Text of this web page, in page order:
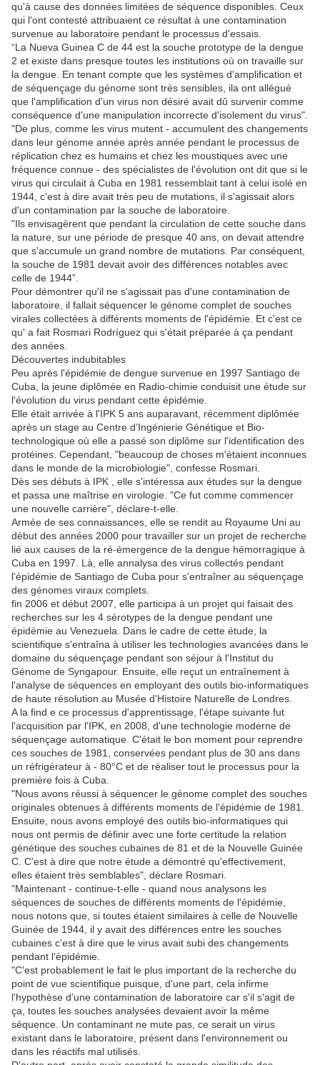
qu'à cause des données limitées de séquence disponibles. Ceux
qui l'ont contesté attribuaient ce résultat à une contamination
survenue au laboratoire pendant le processus d'essais.
“La Nueva Guinea C de 44 est la souche prototype de la dengue
2 et existe dans presque toutes les institutions où on travaille sur
la dengue. En tenant compte que les systèmes d'amplification et
de séquençage du génome sont très sensibles, ila ont allégué
que l'amplification d'un virus non désiré avait dû survenir comme
conséquence d'une manipulation incorrecte d'isolement du virus".
"De plus, comme les virus mutent - accumulent des changements
dans leur génome année après année pendant le processus de
réplication chez es humains et chez les moustiques avec une
fréquence connue - des spécialistes de l'évolution ont dit que si le
virus qui circulait à Cuba en 1981 ressemblait tant à celui isolé en
1944, c'est à dire avait très peu de mutations, il s'agissait alors
d'un contamination par la souche de laboratoire.
"Ils envisagèrent que pendant la circulation de cette souche dans
la nature, sur une période de presque 40 ans, on devait attendre
que s'accumule un grand nombre de mutations. Par conséquent,
la souche de 1981 devait avoir des différences notables avec
celle de 1944”.
Pour démontrer qu'il ne s'agissait pas d'une contamination de
laboratoire, il fallait séquencer le génome complet de souches
virales collectées à différents moments de l'épidémie. Et c'est ce
qu' a fait Rosmari Rodríguez qui s'était préparée à ça pendant
des années.
Découvertes indubitables
Peu après l'épidémie de dengue survenue en 1997 Santiago de
Cuba, la jeune diplômée en Radio-chimie conduisit une étude sur
l'évolution du virus pendant cette épidémie.
Elle était arrivée à l'IPK 5 ans auparavant, récemment diplômée
après un stage au Centre d’Ingénierie Génétique et Bio-
technologique où elle a passé son diplôme sur l'identification des
protéines. Cependant, "beaucoup de choses m'étaient inconnues
dans le monde de la microbiologie", confesse Rosmari.
Dès ses débuts à IPK , elle s'intéressa aux études sur la dengue
et passa une maîtrise en virologie. "Ce fut comme commencer
une nouvelle carrière", déclare-t-elle.
Armée de ses connaissances, elle se rendit au Royaume Uni au
début des années 2000 pour travailler sur un projet de recherche
lié aux causes de la ré-émergence de la dengue hémorragique à
Cuba en 1997. Là, elle annalysa des virus collectés pendant
l'épidémie de Santiago de Cuba pour s'entraîner au séquençage
des génomes viraux complets.
fin 2006 et début 2007, elle participa à un projet qui faisait des
recherches sur les 4 sérotypes de la dengue pendant une
épidémie au Venezuela. Dans le cadre de cette étude, la
scientifique s'entraîna à utiliser les technologies avancées dans le
domaine du séquençage pendant son séjour à l'Institut du
Génome de Syngapour. Ensuite, elle reçut un entraînement à
l'analyse de séquences en employant des outils bio-informatiques
de haute résolution au Musée d'Histoire Naturelle de Londres.
A la find e ce processus d'apprentissage, l'étape suivante fut
l'acquisition par l'IPK, en 2008, d'une technologie moderne de
séquençage automatique. C'était le bon moment pour reprendre
ces souches de 1981, conservées pendant plus de 30 ans dans
un réfrigérateur à - 80°C et de réaliser tout le processus pour la
première fois à Cuba.
"Nous avons réussi à séquencer le génome complet des souches
originales obtenues à différents moments de l'épidémie de 1981.
Ensuite, nous avons employé des outils bio-informatiques qui
nous ont permis de définir avec une forte certitude la relation
génétique des souches cubaines de 81 et de la Nouvelle Guinée
C. C'est à dire que notre étude a démontré qu'effectivement,
elles étaient très semblables", déclare Rosmari.
"Maintenant - continue-t-elle - quand nous analysons les
séquences de souches de différents moments de l'épidémie,
nous notons que, si toutes étaient similaires à celle de Nouvelle
Guinée de 1944, il y avait des différences entre les souches
cubaines c'est à dire que le virus avait subi des changements
pendant l'épidémie.
"C'est probablement le fait le plus important de la recherche du
point de vue scientifique puisque, d'une part, cela infirme
l'hypothèse d’une contamination de laboratoire car s'il s'agit de
ça, toutes les souches analysées devaient avoir la même
séquence. Un contaminant ne mute pas, ce serait un virus
existant dans le laboratoire, présent dans l'environnement ou
dans les réactifs mal utilisés.